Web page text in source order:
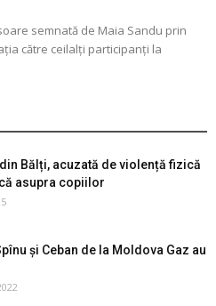
semnată de Maia Sandu prin
către ceilalți participanți la
Bălți, acuzată de violență fizică
asupra copiilor
și Ceban de la Moldova Gaz au